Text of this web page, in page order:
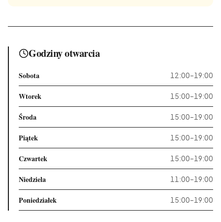
Godziny otwarcia
Sobota 12:00–19:00
Wtorek 15:00–19:00
Środa 15:00–19:00
Piątek 15:00–19:00
Czwartek 15:00–19:00
Niedziela 11:00–19:00
Poniedziałek 15:00–19:00